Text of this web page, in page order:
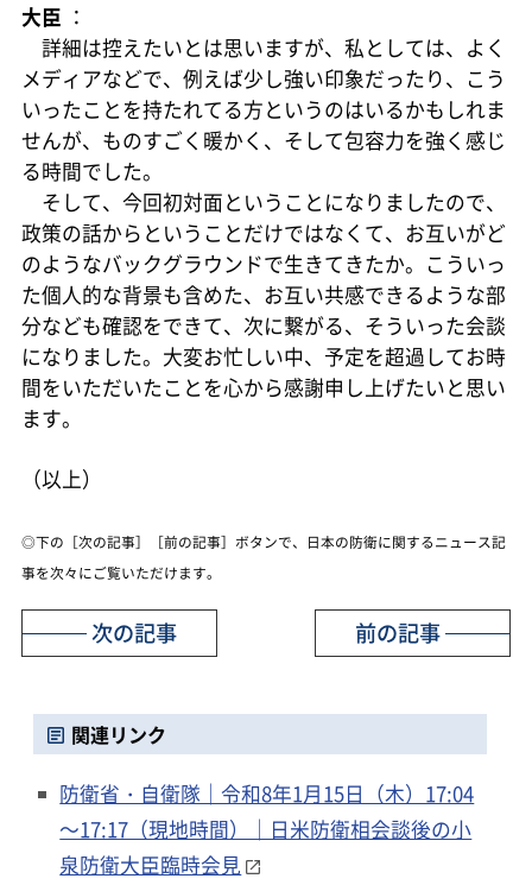
大臣 ：
詳細は控えたいとは思いますが、私としては、よく
メディアなどで、例えば少し強い印象だったり、こう
いったことを持たれてる方というのはいるかもしれま
せんが、ものすごく暖かく、そして包容力を強く感じ
る時間でした。
そして、今回初対面ということになりましたので、
政策の話からということだけではなくて、お互いがど
のようなバックグラウンドで生きてきたか。こういっ
た個人的な背景も含めた、お互い共感できるような部
分なども確認をできて、次に繋がる、そういった会談
になりました。大変お忙しい中、予定を超過してお時
間をいただいたことを心から感謝申し上げたいと思い
ます。
（以上）
◎下の［次の記事］［前の記事］ボタンで、日本の防衛に関するニュース記
事を次々にご覧いただけます。
前の記事
次の記事
関連リンク
防衛省・自衛隊｜令和8年1月15日（木）17:04
～17:17（現地時間）｜日米防衛相会談後の小
泉防衛大臣臨時会見